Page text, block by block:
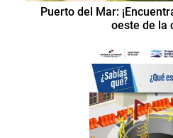
Puerto del Mar:
oeste de la